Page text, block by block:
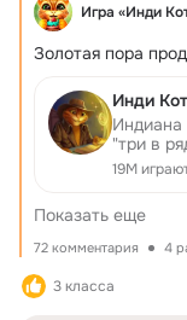
Игра «Инди
Золотая пора
Инди Кот
Индиана
"три в
и
19M
Показать еще
72 комментария 4
3 класса